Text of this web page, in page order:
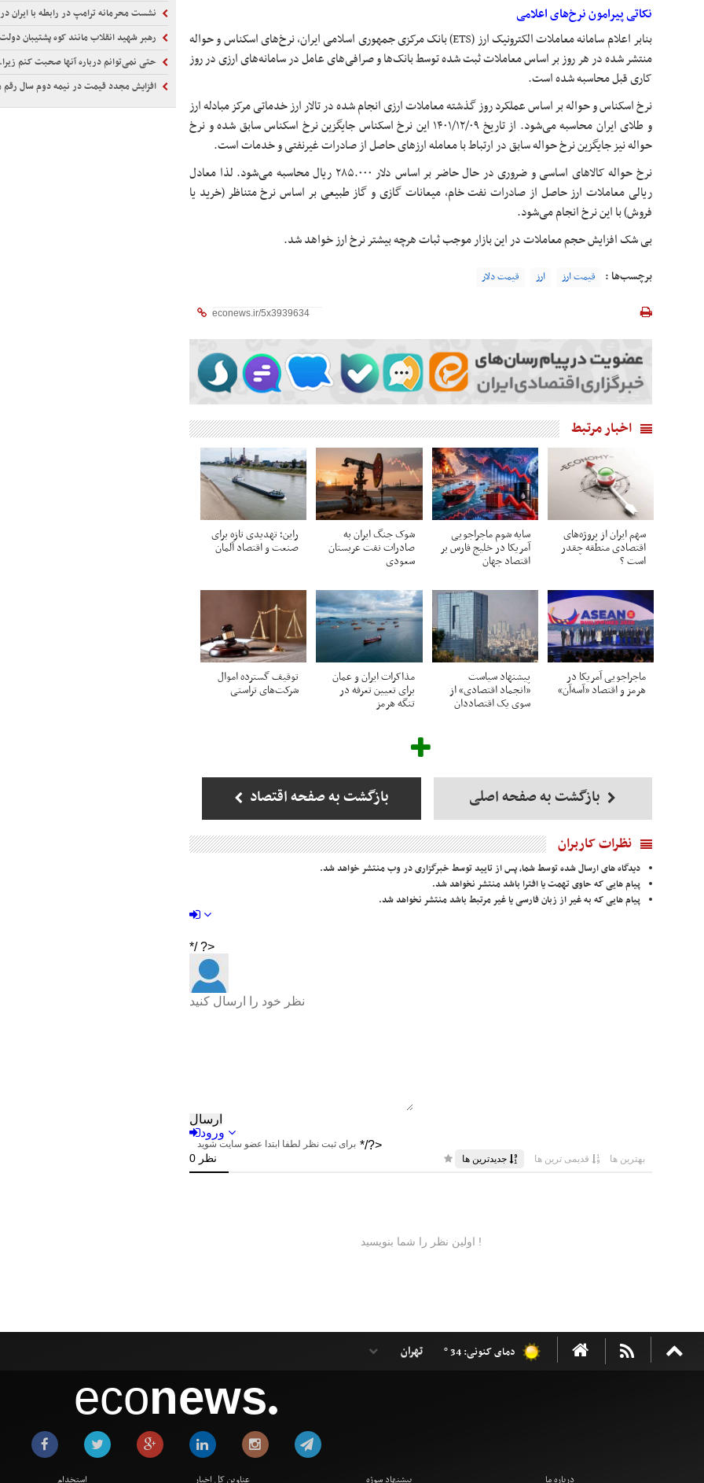
نکاتی پیرامون نرخ‌های اعلامی
بنابر
اعلام سامانه معاملات الکترونیک ارز (ETS) بانک مرکزی جمهوری اسلامی ایران، نرخ‌های اسکناس و حواله
منتشر شده در هر روز بر اساس معاملات ثبت شده توسط بانک‌ها و صرافی‌های عامل در سامانه‌های ارزی در روز
کاری قبل محاسبه شده است.
نرخ اسکناس و حواله بر اساس عملکرد روز گذشته معاملات ارزی انجام شده در تالار ارز خدماتی مرکز مبادله ارز
و طلای ایران محاسبه می‌شود. از تاریخ ۰۹/‏۱۲/‏۱۴۰۱‬ این نرخ اسکناس جایگزین نرخ اسکناس سابق شده و نرخ
حواله نیز جایگزین نرخ حواله سابق در ارتباط با معامله ارزهای حاصل از صادرات غیرنفتی و خدمات است.
نرخ حواله کالاهای اساسی و ضروری در حال حاضر بر اساس دلار ۲۸۵.۰۰۰ ریال محاسبه می‌شود. لذا معادل
ریالی معاملات ارز حاصل از صادرات نفت خام، میعانات گازی و گاز طبیعی بر اساس نرخ متناظر (خرید یا
فروش) با این نرخ انجام می‌شود.
بی شک افزایش حجم معاملات در این بازار موجب ثبات هرچه بیشتر نرخ ارز خواهد شد.
برچسب‌ها : قیمت ارز ارز قیمت دلار
اخبار مرتبط
سهم ایران از پروژه‌های
اقتصادی منطقه چقدر
است ؟
سایه شوم ماجراجویی
آمریکا در خلیج فارس بر
اقتصاد جهان
شوک جنگ ایران به
صادرات نفت عربستان
سعودی
راین؛ تهدیدی تازه برای
صنعت و اقتصاد آلمان
ماجراجویی آمریکا در
هرمز و اقتصاد «آسه‌آن»
پیشنهاد سیاست
«انجماد اقتصادی» از
سوی یک اقتصاددان
مذاکرات ایران و عمان
برای تعیین تعرفه در
تنگه هرمز
توقیف گسترده اموال
شرکت‌های تراستی
بازگشت به صفحه اصلی بازگشت به صفحه اقتصاد
نظرات کاربران
دیدگاه های ارسال شده توسط شما، پس از تایید توسط خبرگزاری در وب منتشر خواهد شد.
پیام هایی که حاوی تهمت یا افترا باشد منتشر نخواهد شد.
پیام هایی که به غیر از زبان فارسی یا غیر مرتبط باشد منتشر نخواهد شد.
نشست محرمانه ترامپ در رابطه با ایران
رهبر شهید انقلاب مانند کوه پشتیبان
حتی نمی‌توانم درباره آنها صحبت کنم
افزایش مجدد قیمت در نیمه دوم سال رقم
دمای کنونی: 34 °
econews●